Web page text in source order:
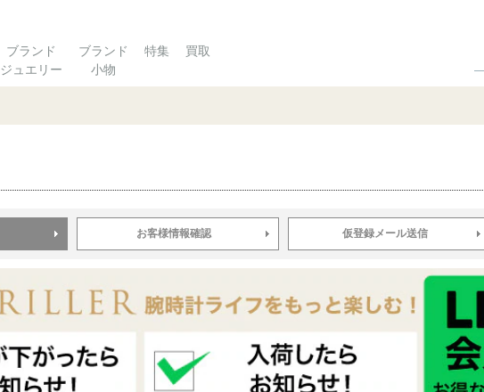
ブランド
ジュエリー
ブランド
小物
特集 買取
お客様情報確認 仮登録メール送信